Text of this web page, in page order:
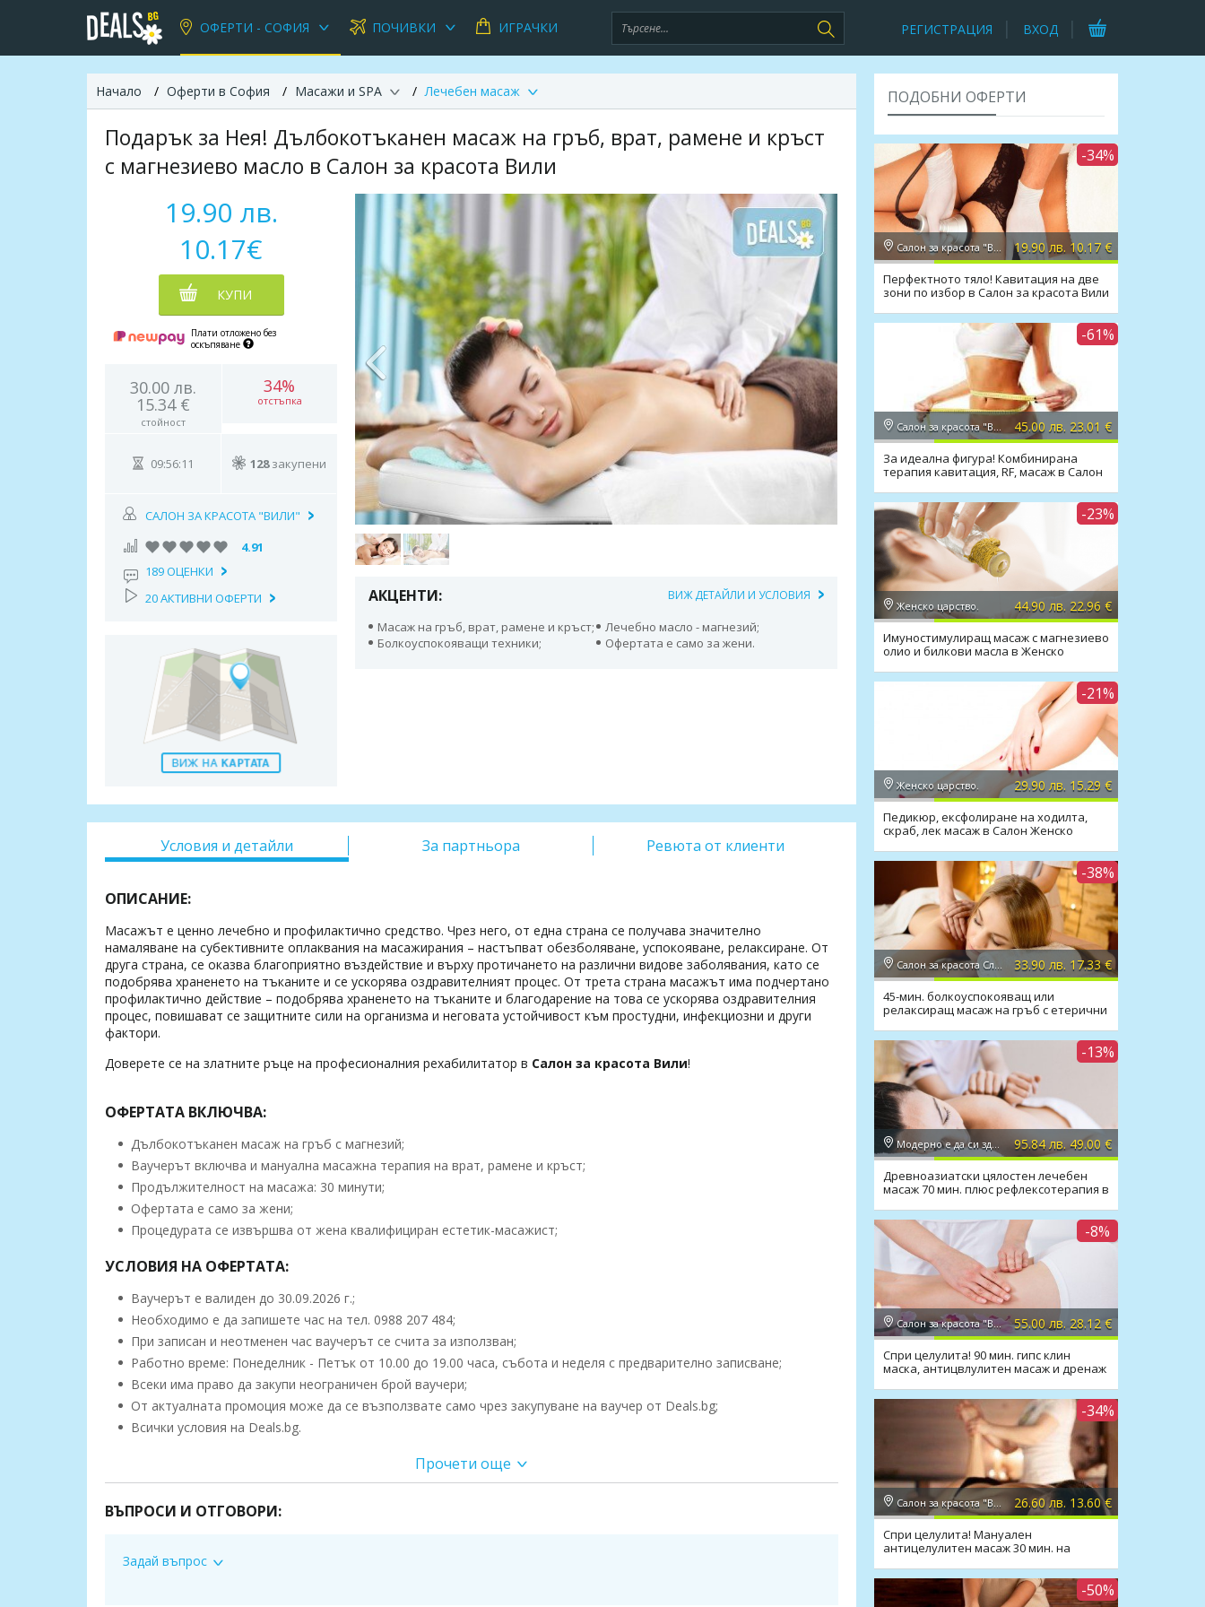
ОФЕРТИ - СОФИЯ ПОЧИВКИ ИГРАЧКИ РЕГИСТРАЦИЯ ВХОД
Начало Оферти в София Масажи и SPA Лечебен масаж
Подарък за Нея! Дълбокотъканен масаж на гръб, врат, рамене и кръст
с магнезиево масло в Салон за красота Вили
АКЦЕНТИ: ВИЖ ДЕТАЙЛИ И УСЛОВИЯ
Масаж на гръб, врат, рамене и кръст;
Лечебно масло - магнезий;
Болкоуспокояващи техники;
Офертата е само за жени.
19.90 лв.
10.17€
КУПИ
Плати отложено без
оскъпяване
30.00 лв.
15.34 €
стойност
34%
отстъпка
09:56:11 128закупени
САЛОН ЗА КРАСОТА "ВИЛИ"
4.91
189 ОЦЕНКИ
20 АКТИВНИ ОФЕРТИ
Условия и детайли За партньора Ревюта от клиенти
ОПИСАНИЕ:
Масажът е ценно лечебно и профилактично средство. Чрез него, от една страна се получава значително
намаляване на субективните оплаквания на масажирания – настъпват обезболяване, успокояване, релаксиране. От
друга страна, се оказва благоприятно въздействие и върху протичането на различни видове заболявания, като се
подобрява храненето на тъканите и се ускорява оздравителният процес. От трета страна масажът има подчертано
профилактично действие – подобрява храненето на тъканите и благодарение на това се ускорява оздравителния
процес, повишават се защитните сили на организма и неговата устойчивост към простудни, инфекциозни и други
фактори.
Доверете се на златните ръце на професионалния рехабилитатор в Салон за красота Вили!
ОФЕРТАТА ВКЛЮЧВА:
Дълбокотъканен масаж на гръб с магнезий;
Ваучерът включва и мануална масажна терапия на врат, рамене и кръст;
Продължителност на масажа: 30 минути;
Офертата е само за жени;
Процедурата се извършва от жена квалифициран естетик-масажист;
УСЛОВИЯ НА ОФЕРТАТА:
Ваучерът е валиден до 30.09.2026 г.;
Необходимo е да запишете час на тел. 0988 207 484;
При записан и неотменен час ваучерът се счита за използван;
Работно време: Понеделник - Петък от 10.00 до 19.00 часа, събота и неделя с предварително записване;
Всеки има право да закупи неограничен брой ваучери;
От актуалната промоция може да се възползвате само чрез закупуване на ваучер от Deals.bg;
Всички условия на Deals.bg.
прилепване на пръстите, трети от арабското “масс”- леко натискам, или от древноеврейското “машаш”, преведено като опипвам.
зареждане на тялото с нови сили чрез премахване от натрупаните през работната седмица стрес, умора и
Прочети още
ВЪПРОСИ И ОТГОВОРИ:
Задай въпрос
ПОДОБНИ ОФЕРТИ
-34%
Салон за красота "Вили" 19.90 лв. 10.17 €
Перфектното тяло! Кавитация на две
зони по избор в Салон за красота Вили
-61%
Салон за красота "Вили" 45.00 лв. 23.01 €
За идеална фигура! Комбинирана
терапия кавитация, RF, масаж в Салон
-23%
Женско царство. 44.90 лв. 22.96 €
Имуностимулиращ масаж с магнезиево
олио и билкови масла в Женско
-21%
Женско царство. 29.90 лв. 15.29 €
Педикюр, ексфолиране на ходилта,
скраб, лек масаж в Салон Женско
-38%
Салон за красота Слънчев ден 33.90 лв. 17.33 €
45-мин. болкоуспокояващ или
релаксиращ масаж на гръб с етерични
-13%
Модерно е да си здрав 95.84 лв. 49.00 €
Древноазиатски цялостен лечебен
масаж 70 мин. плюс рефлексотерапия в
-8%
Салон за красота "Вили" 55.00 лв. 28.12 €
Спри целулита! 90 мин. гипс клин
маска, антицвлулитен масаж и дренаж
-34%
Салон за красота "Вили" 26.60 лв. 13.60 €
Спри целулита! Мануален
антицелулитен масаж 30 мин. на
-50%